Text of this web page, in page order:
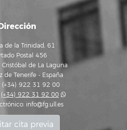
de la Trinidad, 61
Postal 456
de La Laguna
de Tenerife - España
(+34) 922 31 92 00
(+34) 922 31 92 00
info@fg.ull.es
cita previa